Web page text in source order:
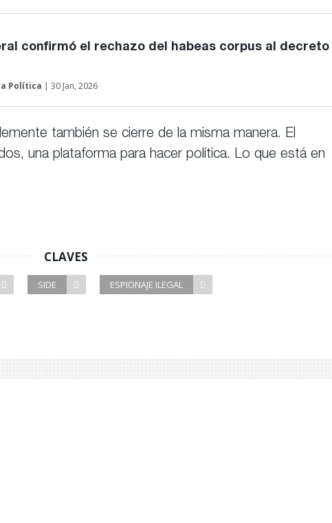
confirmó el rechazo del habeas corpus al decreto
Política | 30 Jan, 2026
también se cierre de la misma manera. El
una plataforma para hacer política. Lo que está en
CLAVES
SIDE ESPIONAJE ILEGAL